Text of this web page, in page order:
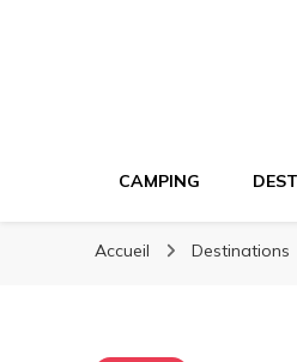
CAMPING
Accueil Destinations